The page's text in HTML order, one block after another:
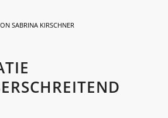
SABRINA KIRSCHNER